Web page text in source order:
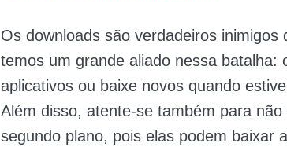
Os downloads são verdadeiros inimigos
temos um grande aliado nessa batalha:
aplicativos ou baixe novos quando
Além disso, atente-se também para
segundo plano, pois elas podem baixar